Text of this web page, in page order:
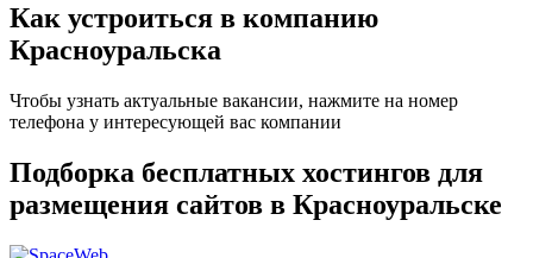
Как устроиться в компанию
Красноуральска
Чтобы узнать актуальные вакансии, нажмите на номер
телефона у интересующей вас компании
Подборка бесплатных хостингов для
размещения сайтов в Красноуральске